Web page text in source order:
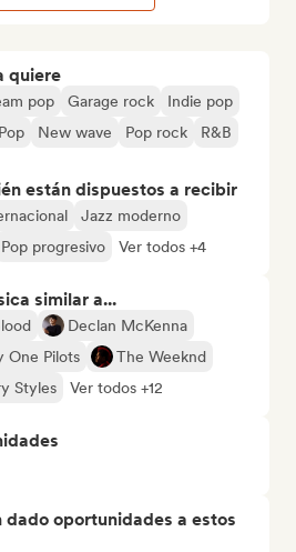
quiere
pop Garage rock
Indie pop
New wave Pop rock
R&B
están dispuestos a recibir
Jazz moderno
Pop progresivo Ver todos +4
similar a...
Declan McKenna
One Pilots
The Weeknd
Styles Ver todos +12
dado oportunidades a estos